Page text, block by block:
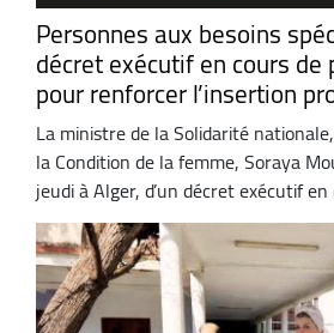
Personnes aux besoins
décret exécutif en cours
pour renforcer l’insertion
La ministre de la Solidarité
la Condition de la femme, Soraya
jeudi à Alger, d’un décret exécutif en